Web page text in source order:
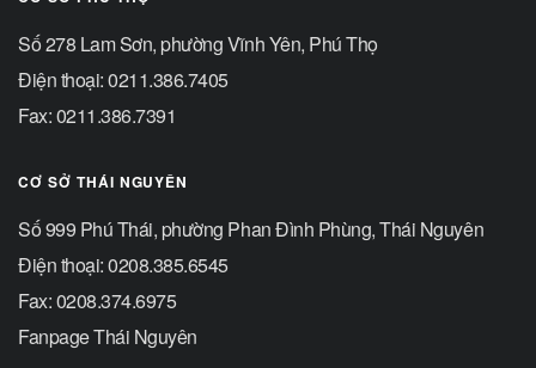
Số 278 Lam Sơn, phường Vĩnh Yên, Phú Thọ
Điện thoại: 0211.386.7405
Fax: 0211.386.7391
CƠ SỞ THÁI NGUYÊN
Số 999 Phú Thái, phường Phan Đình Phùng, Thái Nguyên
Điện thoại: 0208.385.6545
Fax: 0208.374.6975
Fanpage Thái Nguyên